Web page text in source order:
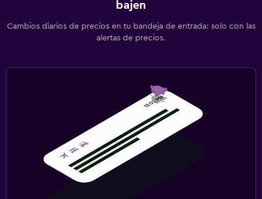
bajen
Cambios diarios de precios en tu bandeja de entrada: solo con las
alertas de precios.